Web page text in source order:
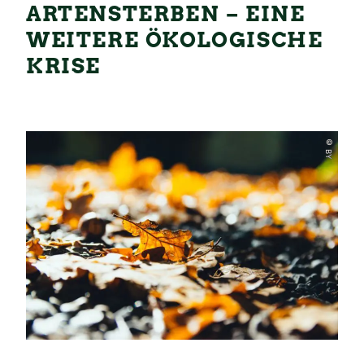
ARTENSTERBEN – EINE
WEITERE ÖKOLOGISCHE
KRISE
© BY